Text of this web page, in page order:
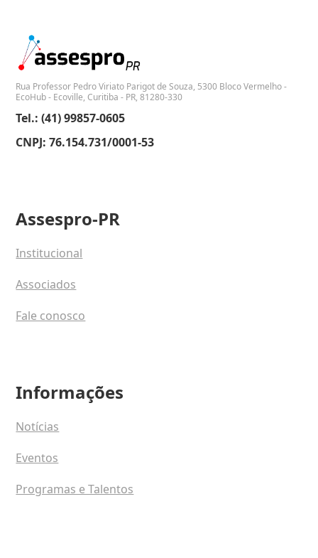
Rua Professor Pedro Viriato Parigot de Souza, 5300 Bloco Vermelho -
EcoHub - Ecoville, Curitiba - PR, 81280-330
Tel.: (41) 99857-0605
CNPJ: 76.154.731/0001-53
Assespro-PR
Institucional
Associados
Fale conosco
Informações
Notícias
Eventos
Programas e Talentos